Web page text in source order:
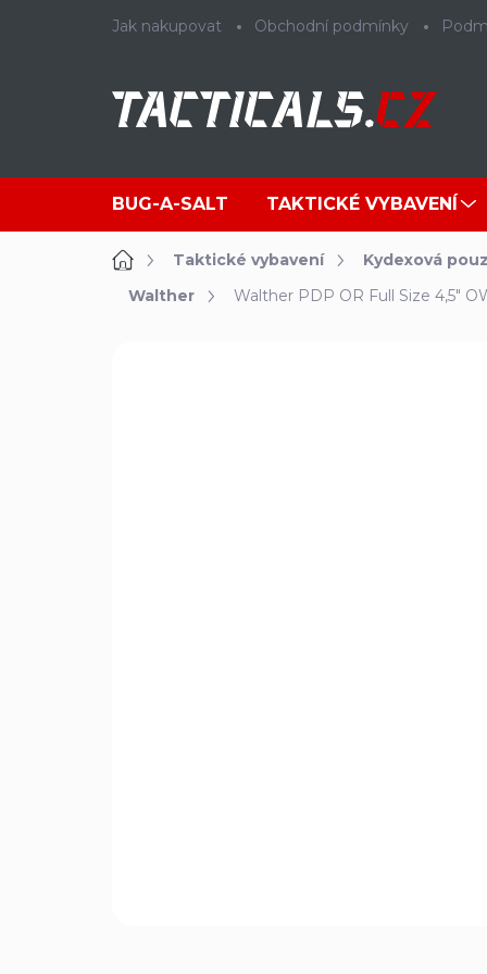
Jak nakupovat Obchodní podmínky
BUG-A-SALT TAKTICKÉ VYBAVENÍ
DomůTaktické vybavení Kydexová
Walther
Walther PDP OR Full Size 4,5"